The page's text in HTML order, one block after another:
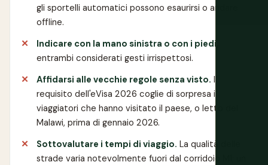
gli sportelli automatici possono esaurirsi o andare
offline.
Indicare con la mano sinistra o con i piedi,
entrambi considerati gesti irrispettosi.
Affidarsi alle vecchie regole senza visto. Il
requisito dell'eVisa 2026 coglie di sorpresa i
viaggiatori che hanno visitato il paese, o letto del
Malawi, prima di gennaio 2026.
Sottovalutare i tempi di viaggio. La qualità delle
strade varia notevolmente fuori dal corridoio M1; un